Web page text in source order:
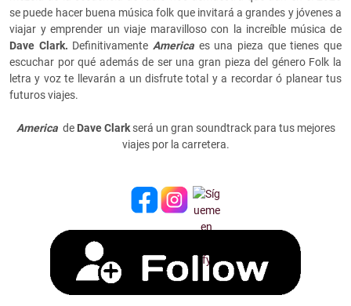
se puede hacer buena música folk que invitará a grandes y jóvenes a
viajar y emprender un viaje maravilloso con la increíble música de
Dave Clark. DefinitivamenteAmerica es una pieza que tienes que
escuchar por qué además de ser una gran pieza del género Folk la
letra y voz te llevarán a un disfrute total y a recordar ó planear tus
futuros viajes.
Americade Dave Clarkserá un gran soundtrack para tus mejores
viajes por la carretera.